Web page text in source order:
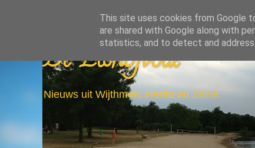
De Elshofbode
Nieuws uit Wijthmen, Herfte en Zalné.
This site uses cookies from Google
are shared with Google along with
statistics, and to detect and address